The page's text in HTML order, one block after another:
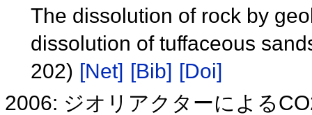
The dissolution of rock by
dissolution of tuffaceous
202) [Net] [Bib] [Doi]
2006: ジオリアクターによる